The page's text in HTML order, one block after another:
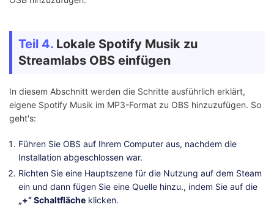
Teil 4. Lokale Spotify Musik zu
Streamlabs OBS einfügen
In diesem Abschnitt werden die Schritte ausführlich erklärt,
eigene Spotify Musik im MP3-Format zu OBS hinzuzufügen. So
geht's:
Führen Sie OBS auf Ihrem Computer aus, nachdem die
Installation abgeschlossen war.
Richten Sie eine Hauptszene für die Nutzung auf dem Steam
ein und dann fügen Sie eine Quelle hinzu., indem Sie auf die
„+“ Schaltfläche klicken.